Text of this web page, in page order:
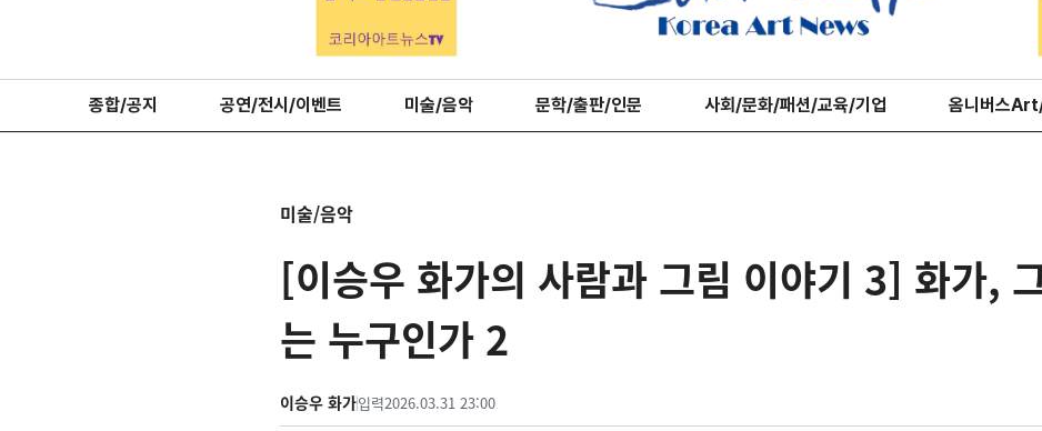
종합/공지 공연/전시/이벤트 미술/음악 문학/출판/인문 사회/문화/패션/교육/기업 옴니버스
미술/음악
[이승우 화가의 사람과 그림 이야기 3] 화가,
는 누구인가 2
이승우 화가입력2026.03.31 23:00